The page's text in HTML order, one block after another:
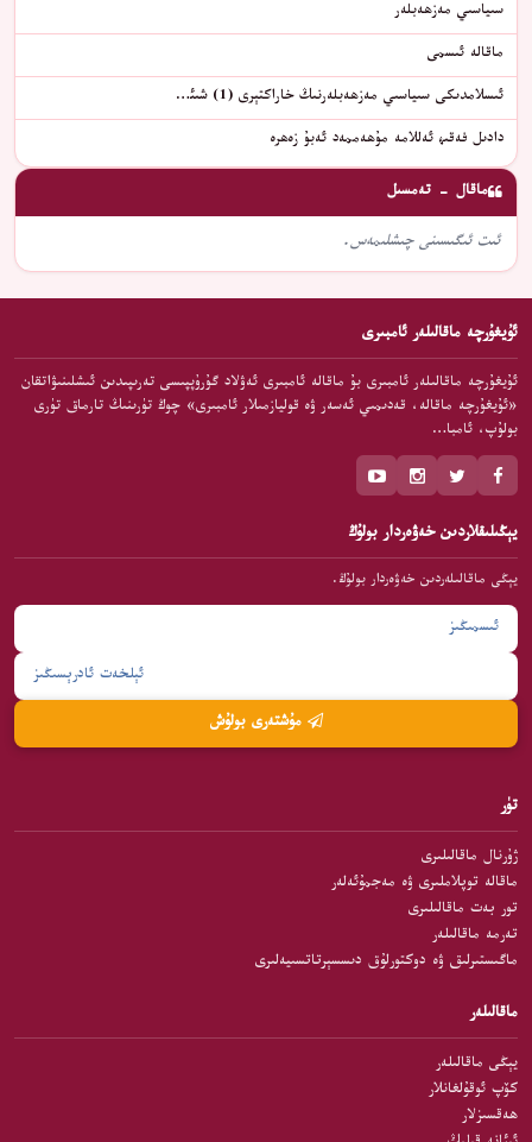
سىياسىي مەزھەبلەر
ماقالە ئىسمى
ئىسلامدىكى سىياسىي مەزھەبلەرنىڭ خاراكتېرى (1) شىئ…
دادىل فەقىھ ئەللامە مۇھەممەد ئەبۇ زەھرە
ماقال - تەمسىل
ئىت ئىگىسىنى چىشلىمەس.
ئۇيغۇرچە ماقالىلەر ئامبىرى
ئۇيغۇرچە ماقالىلەر ئامبىرى بۇ ماقالە ئامبىرى ئەۋلاد گۇرۇپپىسى تەرىپىدىن ئىشلىنىۋاتقان
«ئۇيغۇرچە ماقالە، قەدىمىي ئەسەر ۋە قوليازمىلار ئامبىرى» چوڭ تۈرىنىڭ تارماق تۈرى
بولۇپ، ئامبا…
يېڭىلىقلاردىن خەۋەردار بولۇڭ
يېڭى ماقالىلەردىن خەۋەردار بولۇڭ.
تۈر
ژۇرنال ماقالىلىرى
ماقالە توپلاملىرى ۋە مەجمۇئەلەر
تور بەت ماقالىلىرى
تەرمە ماقالىلەر
ماگىستىرلىق ۋە دوكتورلۇق دىسسېرتاتسىيەلىرى
ماقالىلەر
يېڭى ماقالىلەر
كۆپ ئوقۇلغانلار
ھەقسىزلار